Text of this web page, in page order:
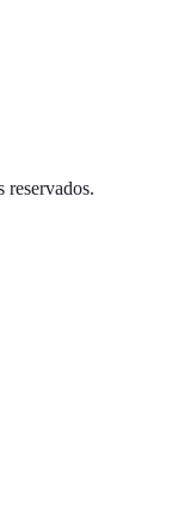
reservados.